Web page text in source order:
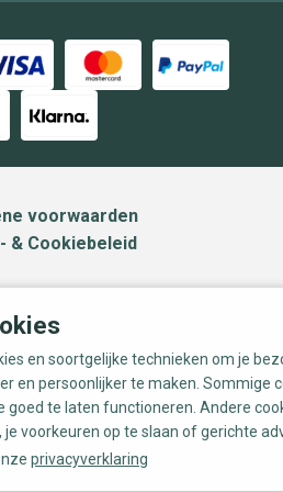
voorwaarden
& Cookiebeleid
en soortgelijke technieken om je
en persoonlijker te maken. Sommige
goed te laten functioneren. Andere
voorkeuren op te slaan of gerichte
privacyverklaring